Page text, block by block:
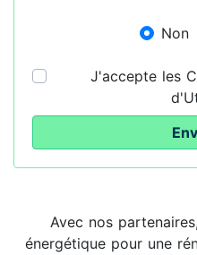
Non
J'accepte les
Avec nos
énergétique pour une